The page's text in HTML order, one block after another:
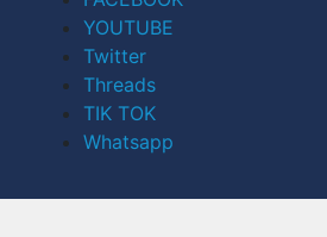
YOUTUBE
Twitter
Threads
TIK TOK
Whatsapp